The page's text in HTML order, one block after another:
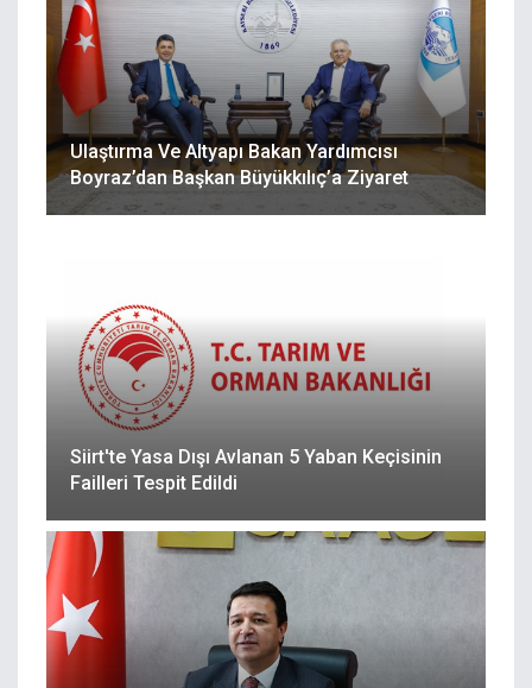
Ulaştırma Ve Altyapı Bakan Yardımcısı
Boyraz’dan Başkan Büyükkılıç’a Ziyaret
Siirt'te Yasa Dışı Avlanan 5 Yaban Keçisinin
Failleri Tespit Edildi